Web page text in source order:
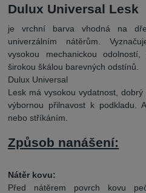
Dulux Universal Lesk
je vrchní barva vhodná na
univerzálním nátěrům.
vysokou mechanickou
širokou škálou barevných odstínů.
Dulux Universal
Lesk má vysokou vydatnost,
výbornou přilnavost k podkladu.
nebo stříkáním.
Způsob nanášení:
Nátěr kovu:
Před nátěrem povrch kovu